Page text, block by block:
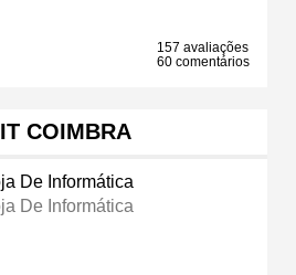
157 avaliações
60 comentários
COIMBRA
De Informática
De Informática